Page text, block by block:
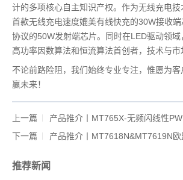
计的多项核心自主知识产权。作为无线充电
首款无线充电速度媲美有线快充的30W接收
协议的50W发射端芯片。同时在LED驱动领
高功率因数算法和恒流算法首创者，技术与市
不论前路险阻，我们始终专业专注，惟愿为
赢未来！
上一篇
产品推介丨MT765X-无频闪线性
下一篇
产品推介丨MT7618N&MT7619N
推荐新闻